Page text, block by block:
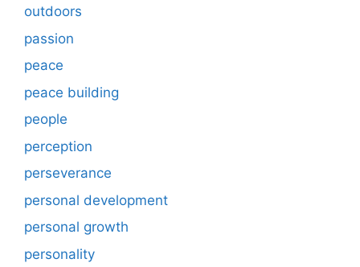
outdoors
passion
peace
peace building
people
perception
perseverance
personal development
personal growth
personality